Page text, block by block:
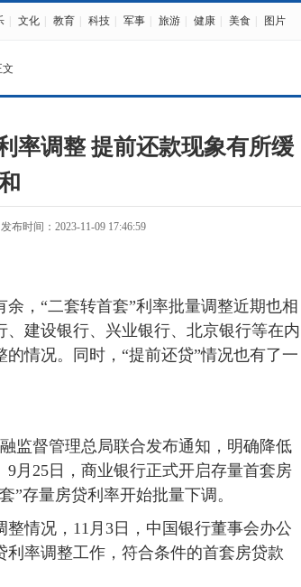
文化 教育 科技 军事 旅游 健康 美食 图片
文
率调整 提前还款现象有所缓
发布时间：2023-11-09 17:46:59
“二套转首套”利率批量调整近期也相
建设银行、兴业银行、北京银行等在内
情况。同时，“提前还贷”情况也有了一
督管理总局联合发布通知，明确降低
月25日，商业银行正式开启存量首套房
”存量房贷利率开始批量下调。
情况，11月3日，中国银行董事会办公
率调整工作，符合条件的首套房贷款